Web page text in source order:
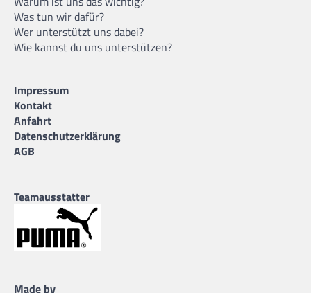
Was tun wir dafür?
Wer unterstützt uns dabei?
Wie kannst du uns unterstützen?
Impressum
Kontakt
Anfahrt
Datenschutzerklärung
AGB
Teamausstatter
Made by